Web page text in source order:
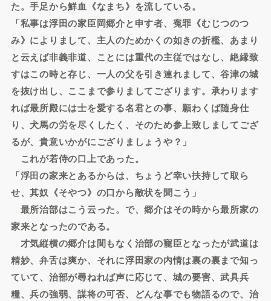
た。手足から鮮血《なまち》を流している。
「私事は浮田の家臣岡郷介と申す者、寃罪《むじつのつ
み》によりまして、主人のためかくの如きの折檻、あまり
と云えば非義非道、ことには重代の主従ではなし、絶縁致
すはこの時と存じ、一人の父を引き連れまして、谷津の城
を抜け出し、ここまで参りましてござります。承わります
れば最所殿には士を愛する名君との事、願わくば随身仕
り、犬馬の労を尽くしたく、そのため参上致しましてござ
るが、貴意いかがにござりましょうや？」
これが若侍の口上であった。
「浮田の家来とあるからは、ちょうど幸い扶持して取ら
せ、其奴《そやつ》の口から敵状を聞こう」
最所治部はこう云った。で、郷介はその時から最所家の
家来となったのである。
才気縦横の郷介は間もなく治部の寵臣となったが武道は
精妙、弁舌は爽か、それに浮田家の内情は裏の裏まで知っ
ていて、治部が尋ねれば声に応じて、城の要害、武具兵
糧、兵の強弱、謀将の可否、どんな事でも物語るので、治